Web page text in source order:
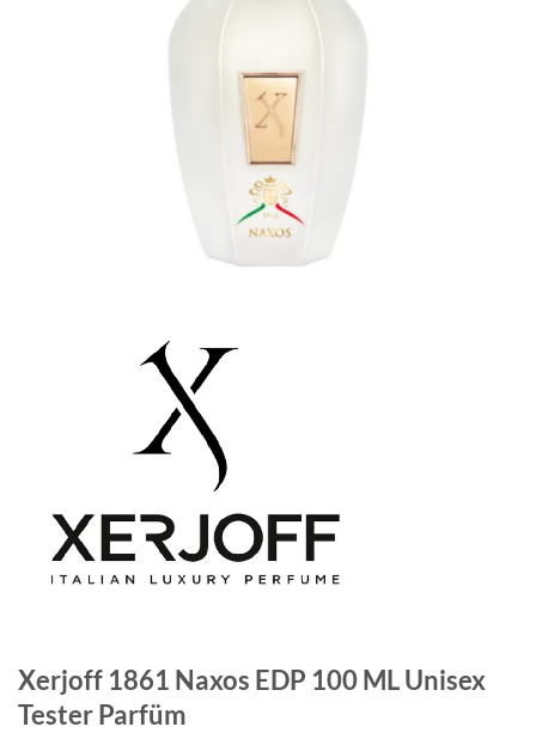
Xerjoff 1861 Naxos EDP 100 ML Unisex
Tester Parfüm